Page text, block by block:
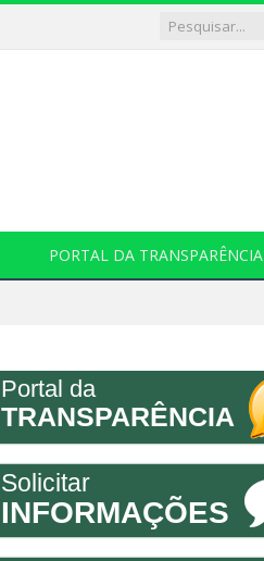
PORTAL DA TRANSPARÊNCIA
Portal da
TRANSPARÊNCIA
Solicitar
INFORMAÇÕES